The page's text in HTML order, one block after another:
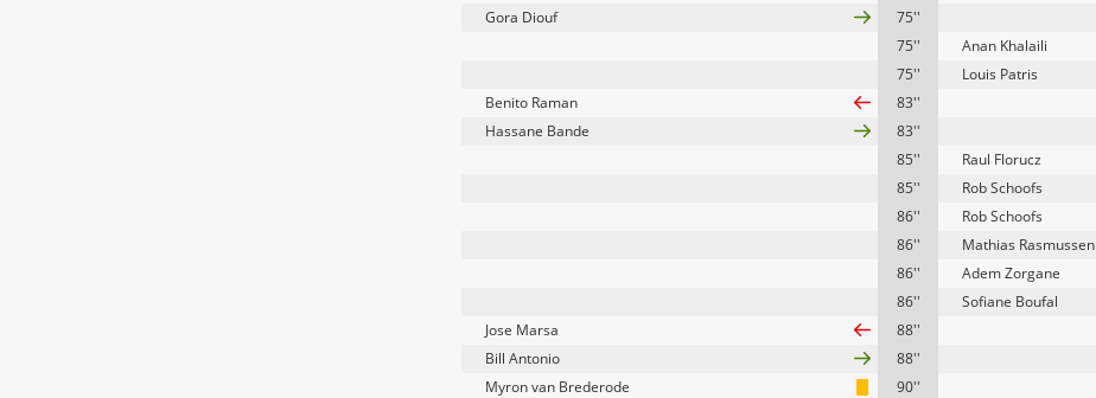
Gora Diouf
75''
75''
Anan Khalaili
75''
Louis Patris
Benito Raman
83''
Hassane Bande
83''
85''
Raul Florucz
85''
Rob Schoofs
86''
Rob Schoofs
86''
Mathias Rasmussen
86''
Adem Zorgane
86''
Sofiane Boufal
Jose Marsa
88''
Bill Antonio
88''
Myron van Brederode
90''